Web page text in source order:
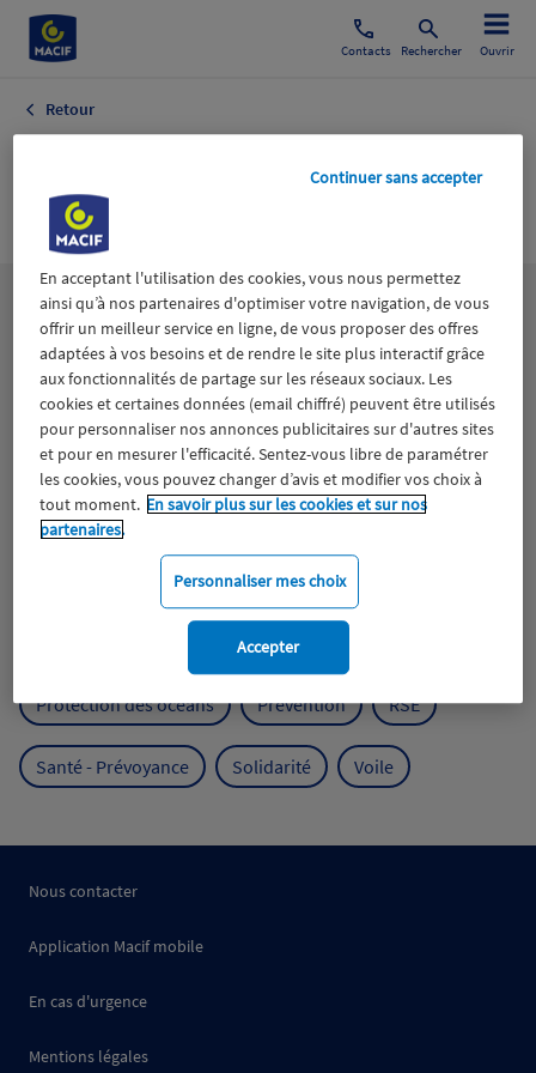
Contacts Rechercher Ouvrir
Retour
Droit
Lesthématiques
Aidants Catastrophes naturelles Climat
Engagement Epargne ESS
Expérience clients Fondation Macif Jeunesse
Mutualisme
Protection de l'environnement
Protection des océans Prévention RSE
Santé - Prévoyance Solidarité Voile
Nous contacter
Application Macif mobile
En cas d'urgence
Mentions légales
En acceptant l'utilisation des cookies, vous nous permettez
ainsi qu’à nos partenaires d'optimiser votre navigation, de vous
offrir un meilleur service en ligne, de vous proposer des offres
adaptées à vos besoins et de rendre le site plus interactif grâce
aux fonctionnalités de partage sur les réseaux sociaux. Les
cookies et certaines données (email chiffré) peuvent être utilisés
pour personnaliser nos annonces publicitaires sur d'autres sites
et pour en mesurer l'efficacité. Sentez-vous libre de paramétrer
les cookies, vous pouvez changer d’avis et modifier vos choix à
tout moment. En savoir plus sur les cookies et sur nos
partenaires.
Personnaliser mes choix
Continuer sans accepter
Accepter